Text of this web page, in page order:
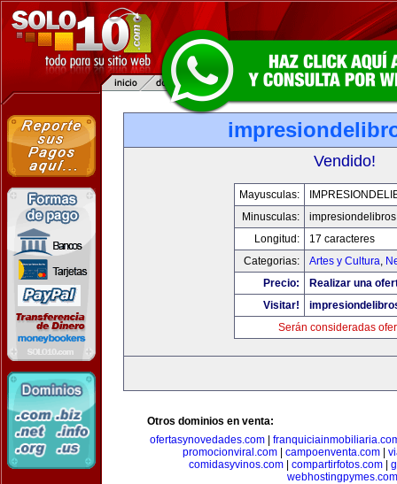
Vendido!
Mayusculas:
Minusculas:
Longitud:
17 caracteres
Categorias:
Artes y Cultura,
Precio:
Realizar una
Visitar!
Serán consideradas
Otros dominios en venta:
ofertasynovedades.com|
promocionviral.com
campoenventa.com
comidasyvinos.com| compartirfotos.com|
webhostingpymes.com